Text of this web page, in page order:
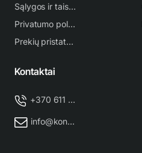
Sąlygos ir taisyklės
Privatumo politika
Prekių pristatymas
Kontaktai
+370 611 38 500
info@kondicionieriu-meistras.lt